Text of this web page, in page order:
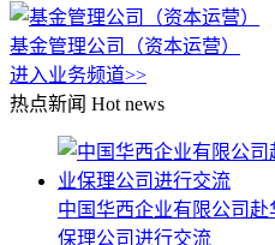
基金管理公司（资本运营）
进入业务频道>>
热点新闻 Hot news
中国华西企业有限公司
保理公司进行交流